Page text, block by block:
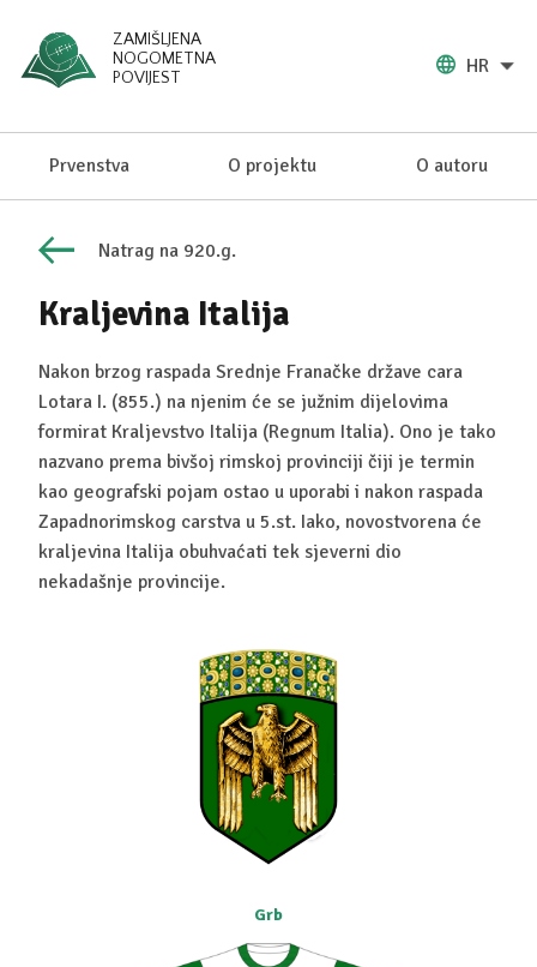
ZAMIŠLJENA
NOGOMETNA
POVIJEST
HR
Prvenstva O projektu O autoru
Natrag na 920.g.
Kraljevina Italija
Nakon brzog raspada Srednje Franačke države cara
Lotara I. (855.) na njenim će se južnim dijelovima
formirat Kraljevstvo Italija (Regnum Italia). Ono je tako
nazvano prema bivšoj rimskoj provinciji čiji je termin
kao geografski pojam ostao u uporabi i nakon raspada
Zapadnorimskog carstva u 5.st. Iako, novostvorena će
kraljevina Italija obuhvaćati tek sjeverni dio
nekadašnje provincije.
Grb